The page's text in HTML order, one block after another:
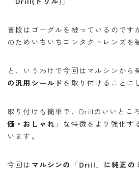
BB662 DR650SE
インプレッション カメラ キ
セロー250 タンクバッグ ダ
バイク バイクサークル バ
バンドック パワーエイジ
メンテナンススタンド ユーザー車
普段はゴーグルを被っているのです
のためいちいちコンタクトレンズを
と、いうわけで今回はマルシンから
の汎用シールド を取り付けることに
取り付けも簡単で、Drillのいいとこ
価・おしゃれ 」な特徴をより強化す
います。
今回は マルシンの「Drill」に純正の